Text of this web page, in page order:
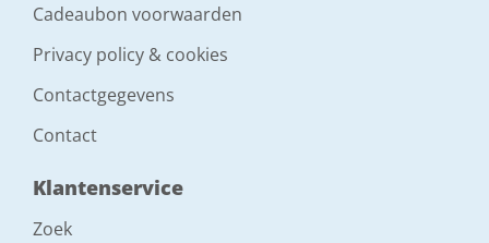
Cadeaubon voorwaarden
Privacy policy & cookies
Contactgegevens
Contact
Klantenservice
Zoek